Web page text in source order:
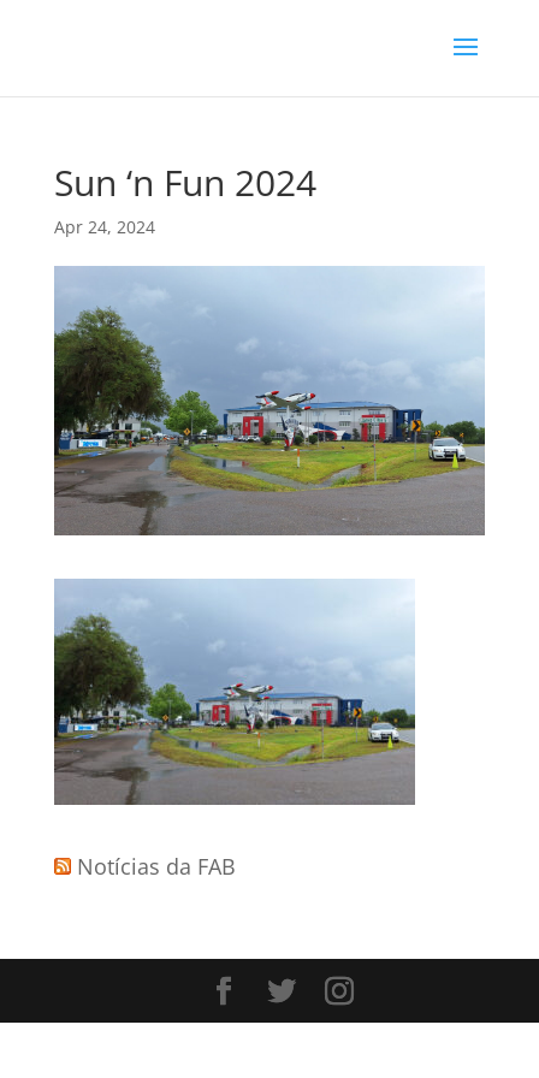
Sun ‘n Fun 2024
Apr 24, 2024
Notícias da FAB